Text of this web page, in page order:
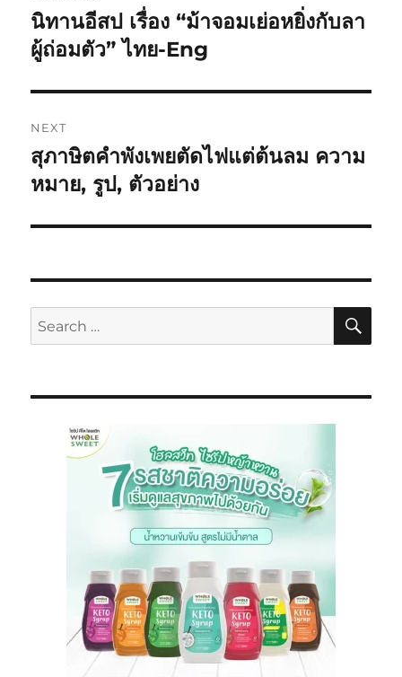
นิทานอีสป เรื่อง “ม้าจอมเย่อหยิ่งกับลา
ผู้ถ่อมตัว” ไทย-Eng
NEXT
สุภาษิตคำพังเพยตัดไฟแต่ต้นลม ความ
หมาย, รูป, ตัวอย่าง